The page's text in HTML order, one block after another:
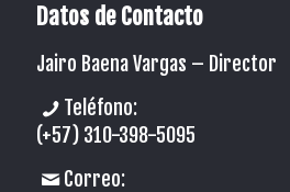
Datos de Contacto
Jairo Baena Vargas – Director
Teléfono:
(+57) 310-398-5095
Correo: